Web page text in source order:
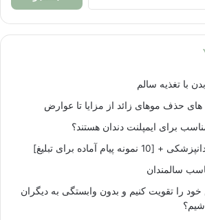
با تغذیه سالم
حذف موهای زائد از مزایا تا عوارض
برای ایمپلنت دندان هستند؟
پیام آماده برای تبلیغ]
سالمندان
را تقویت کنیم و بدون وابستگی به دیگران